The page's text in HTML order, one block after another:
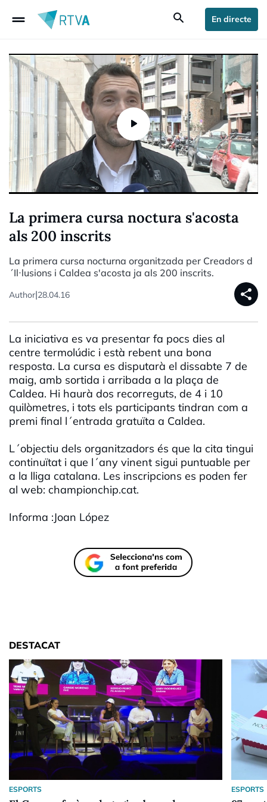
drag_handle search En directe
La primera cursa noctura s'acosta
als 200 inscrits
La primera cursa nocturna organitzada per Creadors d
´Il·lusions i Caldea s'acosta ja als 200 inscrits.
Author|28.04.16 share
La iniciativa es va presentar fa pocs dies al
centre termolúdic i està rebent una bona
resposta. La cursa es disputarà el dissabte 7 de
maig, amb sortida i arribada a la plaça de
Caldea. Hi haurà dos recorreguts, de 4 i 10
quilòmetres, i tots els participants tindran com a
premi final l´entrada gratuïta a Caldea.
L´objectiu dels organitzadors és que la cita tingui
continuïtat i que l´any vinent sigui puntuable per
a la lliga catalana. Les inscripcions es poden fer
al web: championchip.cat.
Informa :Joan López
DESTACAT
ESPORTS ESPORTS